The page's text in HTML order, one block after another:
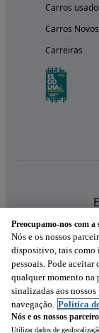
Carros
Carros Novos
Carreiras
Preocupamo-nos com
Nós e os nossos
dispositivo, tais como
pessoais. Pode
qualquer momento na
sinalizadas aos
navegação. Política
Nós e os nossos
Utilizar dados de